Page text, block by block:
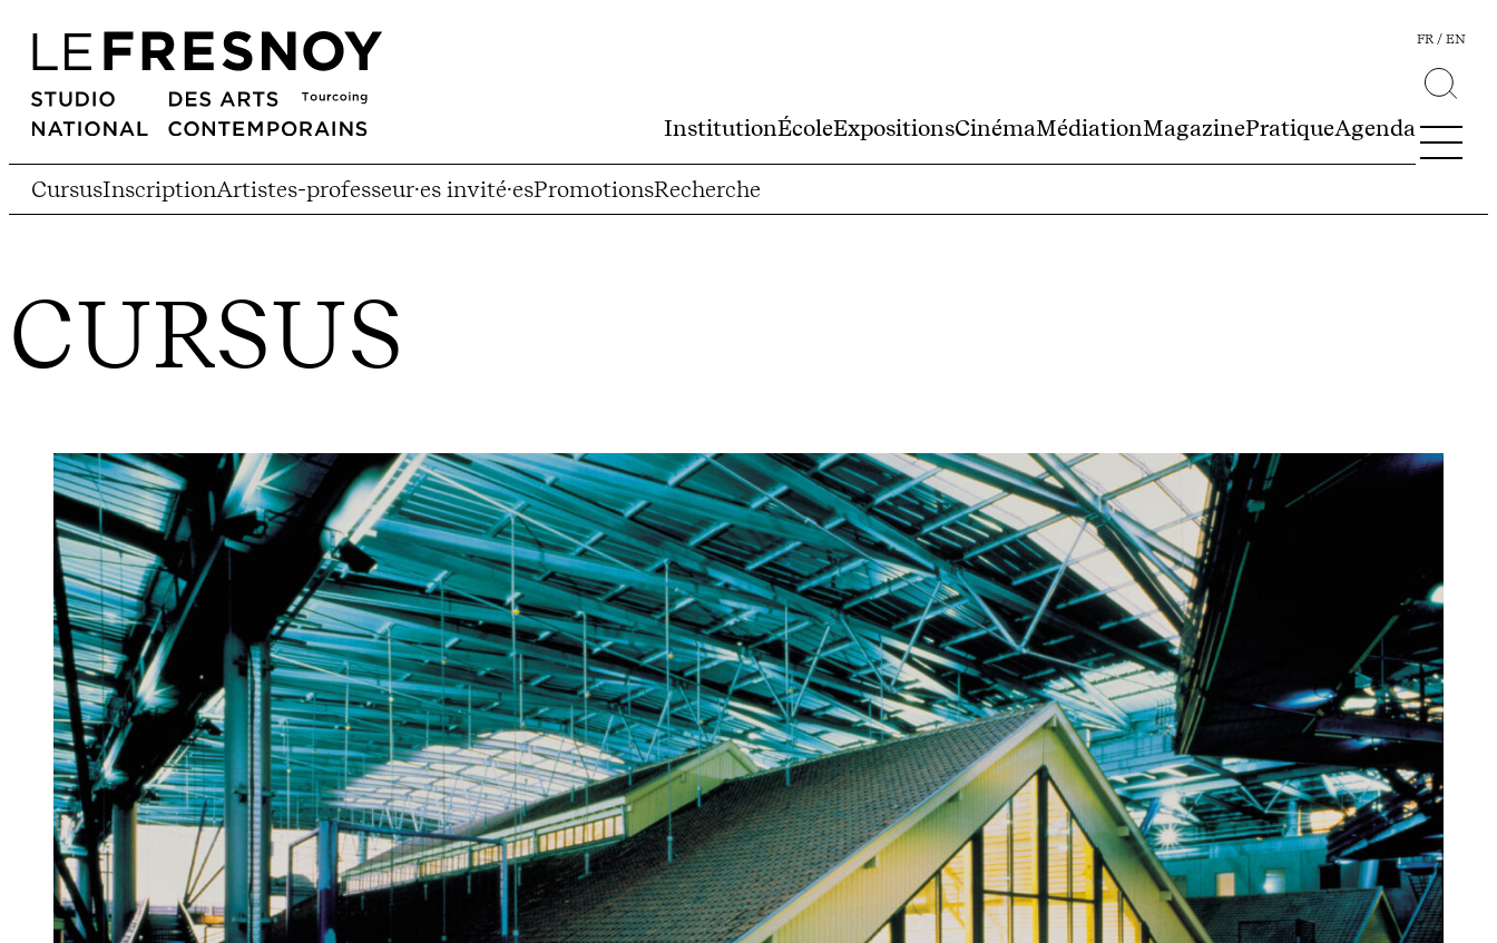
InstitutionÉcoleExpositionsCinémaMédiationMagazinePratiqueAgenda
FR EN
CursusInscriptionArtistes-professeur·es invité·esPromotionsRecherche
CURSUS